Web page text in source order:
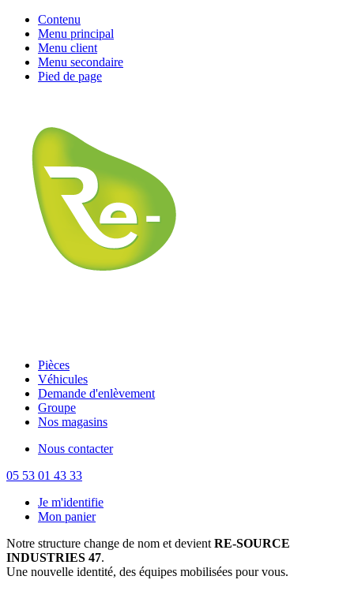
Contenu
Menu principal
Menu client
Menu secondaire
Pied de page
Pièces
Véhicules
Demande d'enlèvement
Groupe
Nos magasins
Nous contacter
05 53 01 43 33
Je m'identifie
Mon panier
Notre structure change de nom et devient RE-SOURCE
INDUSTRIES 47.
Une nouvelle identité, des équipes mobilisées pour vous.